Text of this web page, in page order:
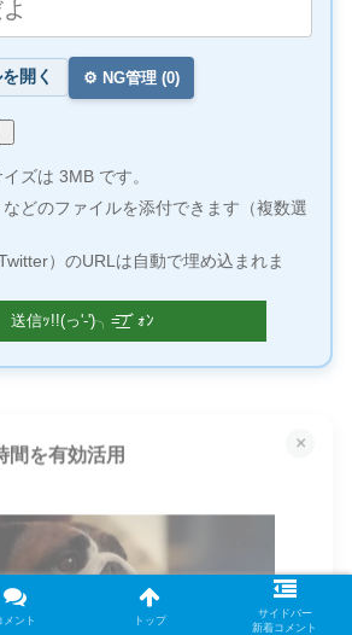
開く ⚙️ NG管理 (0)
ズは 3MB です。
どのファイルを添付できます（複数選
）のURLは自動で埋め込まれま
×
間を有効活用
メント トップ
サイドバー
新着コメント